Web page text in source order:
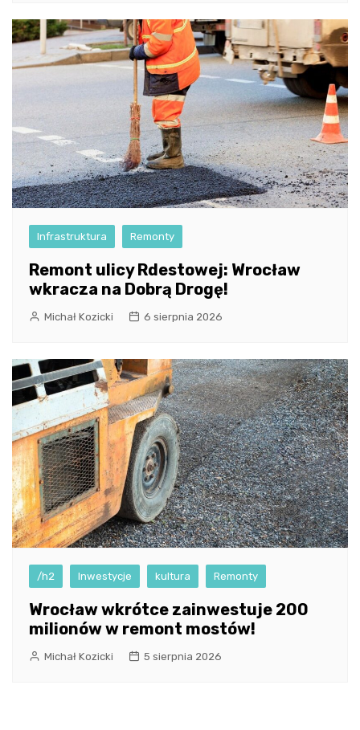
Infrastruktura Remonty
Remont ulicy Rdestowej: Wrocław
wkracza na Dobrą Drogę!
Michał Kozicki 6 sierpnia 2026
/h2 Inwestycje kultura Remonty
Wrocław wkrótce zainwestuje 200
milionów w remont mostów!
Michał Kozicki 5 sierpnia 2026